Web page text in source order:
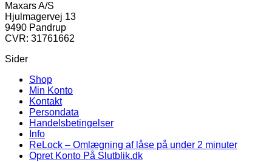
Maxars A/S
Hjulmagervej 13
9490 Pandrup
CVR: 31761662
Sider
Shop
Min Konto
Kontakt
Persondata
Handelsbetingelser
Info
ReLock – Omlægning af låse på under 2 minuter
Opret Konto På Slutblik.dk